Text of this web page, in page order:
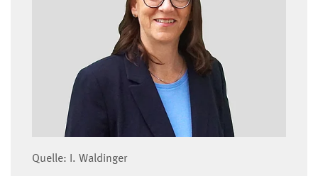
Quelle: I. Waldinger